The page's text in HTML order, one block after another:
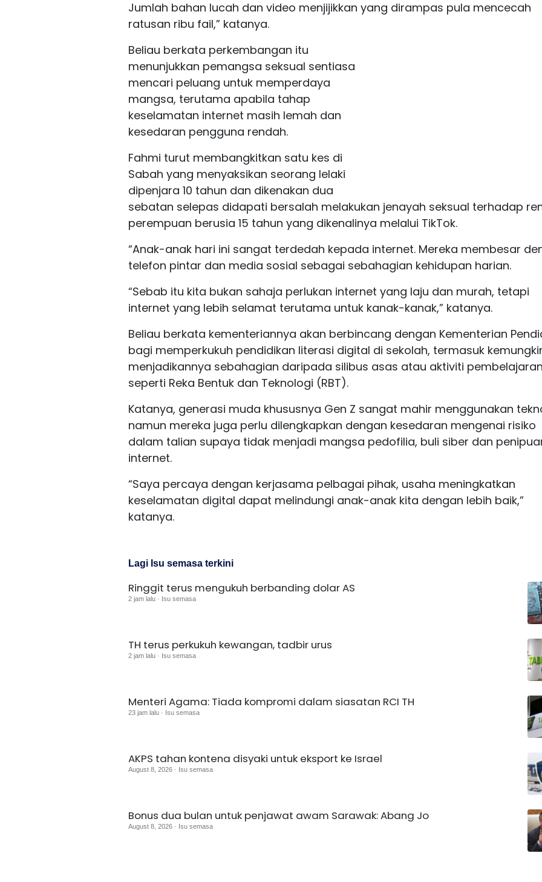
Jumlah bahan lucah dan video menjijikkan yang dirampas pula mencecah
ratusan ribu fail,” katanya.
Beliau berkata perkembangan itu
menunjukkan pemangsa seksual sentiasa
mencari peluang untuk memperdaya
mangsa, terutama apabila tahap
keselamatan internet masih lemah dan
kesedaran pengguna rendah.
Fahmi turut membangkitkan satu kes di
Sabah yang menyaksikan seorang lelaki
dipenjara 10 tahun dan dikenakan dua
sebatan selepas didapati bersalah melakukan jenayah seksual terhadap
perempuan berusia 15 tahun yang dikenalinya melalui TikTok.
“Anak-anak hari ini sangat terdedah kepada internet. Mereka membesar
telefon pintar dan media sosial sebagai sebahagian kehidupan harian.
“Sebab itu kita bukan sahaja perlukan internet yang laju dan murah, tetapi
internet yang lebih selamat terutama untuk kanak-kanak,” katanya.
Beliau berkata kementeriannya akan berbincang dengan Kementerian
bagi memperkukuh pendidikan literasi digital di sekolah, termasuk
menjadikannya sebahagian daripada silibus asas atau aktiviti pembelajaran
seperti Reka Bentuk dan Teknologi (RBT).
Katanya, generasi muda khususnya Gen Z sangat mahir menggunakan
namun mereka juga perlu dilengkapkan dengan kesedaran mengenai risiko
dalam talian supaya tidak menjadi mangsa pedofilia, buli siber dan
internet.
“Saya percaya dengan kerjasama pelbagai pihak, usaha meningkatkan
keselamatan digital dapat melindungi anak-anak kita dengan lebih baik,”
katanya.
Lagi Isu semasa terkini
Ringgit terus mengukuh berbanding dolar AS
2 jam lalu · Isu semasa
TH terus perkukuh kewangan, tadbir urus
2 jam lalu · Isu semasa
Menteri Agama: Tiada kompromi dalam siasatan RCI TH
23 jam lalu · Isu semasa
AKPS tahan kontena disyaki untuk eksport ke Israel
August 8, 2026 · Isu semasa
Bonus dua bulan untuk penjawat awam Sarawak: Abang Jo
August 8, 2026 · Isu semasa